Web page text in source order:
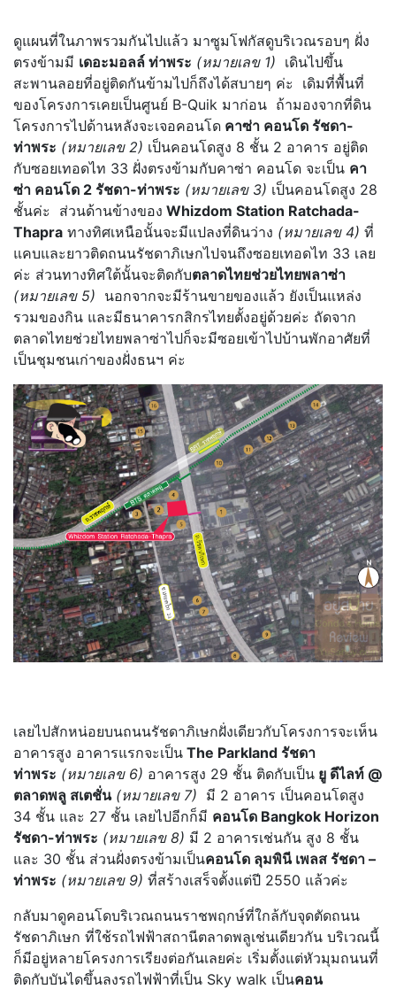
ดูแผนที่ในภาพรวมกันไปแล้ว มาซูมโฟกัสดูบริเวณรอบๆ ฝั่ง
ตรงข้ามมี เดอะมอลล์ ท่าพระ (หมายเลข 1) เดินไปขึ้น
สะพานลอยที่อยู่ติดกันข้ามไปก็ถึงได้สบายๆ ค่ะ เดิมที่พื้นที่
ของโครงการเคยเป็นศูนย์ B-Quik มาก่อน ถ้ามองจากที่ดิน
โครงการไปด้านหลังจะเจอคอนโด คาซ่า คอนโด รัชดา-
ท่าพระ (หมายเลข 2) เป็นคอนโดสูง 8 ชั้น 2 อาคาร อยู่ติด
กับซอยเทอดไท 33 ฝั่งตรงข้ามกับคาซ่า คอนโด จะเป็น คา
ซ่า คอนโด 2 รัชดา-ท่าพระ (หมายเลข 3) เป็นคอนโดสูง 28
ชั้นค่ะ ส่วนด้านข้างของ Whizdom Station Ratchada-
Thapra ทางทิศเหนือนั้นจะมีแปลงที่ดินว่าง (หมายเลข 4) ที่
แคบและยาวติดถนนรัชดาภิเษกไปจนถึงซอยเทอดไท 33 เลย
ค่ะ ส่วนทางทิศใต้นั้นจะติดกับตลาดไทยช่วยไทยพลาซ่า
(หมายเลข 5) นอกจากจะมีร้านขายของแล้ว ยังเป็นแหล่ง
รวมของกิน และมีธนาคารกสิกรไทยตั้งอยู่ด้วยค่ะ ถัดจาก
ตลาดไทยช่วยไทยพลาซ่าไปก็จะมีซอยเข้าไปบ้านพักอาศัยที่
เป็นชุมชนเก่าของฝั่งธนฯ ค่ะ
เลยไปสักหน่อยบนถนนรัชดาภิเษกฝั่งเดียวกับโครงการจะเห็น
อาคารสูง อาคารแรกจะเป็น The Parkland รัชดา
ท่าพระ (หมายเลข 6) อาคารสูง 29 ชั้น ติดกับเป็น ยู ดีไลท์ @
ตลาดพลู สเตชั่น (หมายเลข 7) มี 2 อาคาร เป็นคอนโดสูง
34 ชั้น และ 27 ชั้น เลยไปอีกก็มี คอนโด Bangkok Horizon
รัชดา-ท่าพระ (หมายเลข 8) มี 2 อาคารเช่นกัน สูง 8 ชั้น
และ 30 ชั้น ส่วนฝั่งตรงข้ามเป็นคอนโด ลุมพินี เพลส รัชดา –
ท่าพระ (หมายเลข 9) ที่สร้างเสร็จตั้งแต่ปี 2550 แล้วค่ะ
กลับมาดูคอนโดบริเวณถนนราชพฤกษ์ที่ใกล้กับจุดตัดถนน
รัชดาภิเษก ที่ใช้รถไฟฟ้าสถานีตลาดพลูเช่นเดียวกัน บริเวณนี้
ก็มีอยู่หลายโครงการเรียงต่อกันเลยค่ะ เริ่มตั้งแต่หัวมุมถนนที่
ติดกับบันไดขึ้นลงรถไฟฟ้าที่เป็น Sky walk เป็นคอน